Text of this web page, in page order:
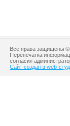
Все права защищены
Перепечатка
согласия
Сайт создан в web-